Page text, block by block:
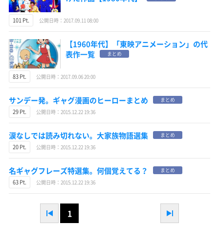
101 Pt. 公開日時：2017.09.11 08:00
【1960年代】「東映アニメーション」の代
表作一覧
まとめ
83 Pt. 公開日時：2017.09.06 20:00
サンデー発。ギャグ漫画のヒーローまとめ まとめ
29 Pt. 公開日時：2015.12.22 19:36
涙なしでは読み切れない。大家族物語選集 まとめ
20 Pt. 公開日時：2015.12.22 19:36
名ギャグフレーズ特選集。何個覚えてる？ まとめ
63 Pt. 公開日時：2015.12.22 19:36
1